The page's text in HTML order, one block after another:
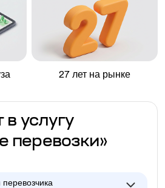
27 лет на рынке
услугу
перевозки»